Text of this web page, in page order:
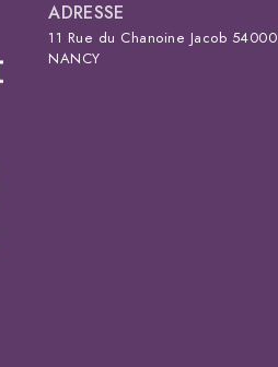
ADRESSE
11 Rue du Chanoine Jacob 54000
NANCY